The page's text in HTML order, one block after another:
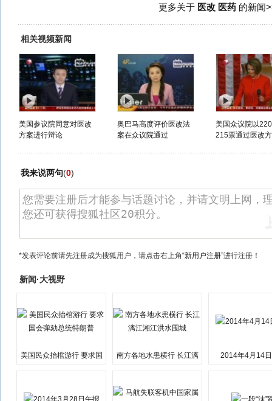
更多关于 医改 医药的新闻
相关视频新闻
美国参议院同意对医改
方案进行辩论
奥巴马高度评价医改法
案在众议院通过
美国众议院以
215票通过医改
我来说两句(0)
*发表评论前请先注册成为搜狐用户，请点击右上角“新用户注册”进行注册！
新闻·大视野
美国民众抬棺游行 要求国
南方各地水患横行 长江漓
2014年4月14